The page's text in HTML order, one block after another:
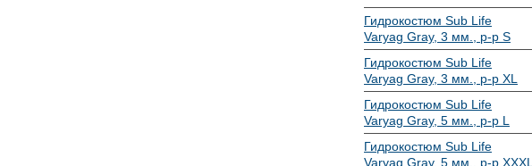
Гидрокостюм Sub Life
Varyag Gray, 3 мм., р-р S
Гидрокостюм Sub Life
Varyag Gray, 3 мм., р-р XL
Гидрокостюм Sub Life
Varyag Gray, 5 мм., р-р L
Гидрокостюм Sub Life
Varyag Gray, 5 мм., р-р XXXL